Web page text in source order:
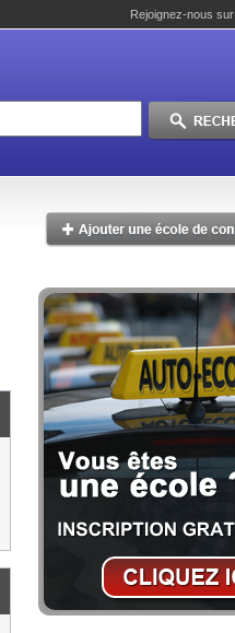
Rejoignez-nous sur